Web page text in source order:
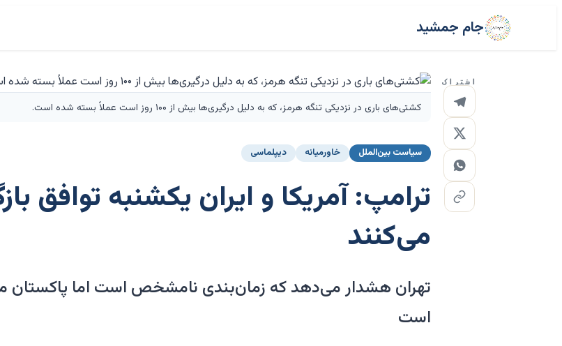
جام جمشید
اشتراک
کشتی‌های باری در نزدیکی تنگه هرمز، که به دلیل درگیری‌ها بیش از ۱۰۰ روز است عملاً بسته شده است.
سیاست بین‌الملل خاورمیانه دیپلماسی
ترامپ: آمریکا و ایران یکشنبه توافق
می‌کنند
تهران هشدار می‌دهد که زمان‌بندی نامشخص است اما پاکستان
است